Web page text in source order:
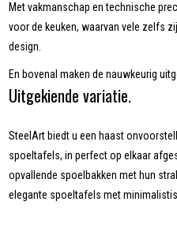
Met vakmanschap en technische
voor de keuken, waarvan vele zelfs
design.
En bovenal maken de nauwkeurig
Uitgekiende variatie.
SteelArt biedt u een haast
spoeltafels, in perfect op elkaar
opvallende spoelbakken met hun
elegante spoeltafels met